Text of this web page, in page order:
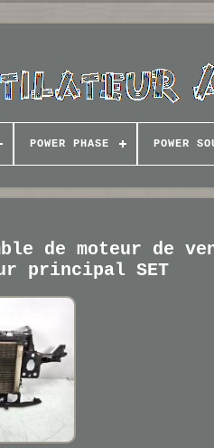
POWER PHASE POWER
de moteur de
principal SET